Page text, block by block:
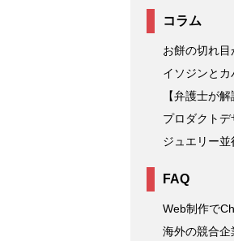
コラム
お餅の切れ
イソジンと
【弁護士が
プロダクト
ジュエリー
FAQ
Web制作で
海外の競合企